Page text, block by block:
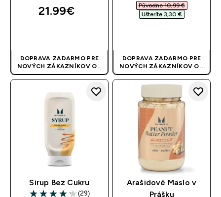
21.99€‎
DOPRAVA ZADARMO PRE
NOVÝCH ZÁKAZNÍKOV OD
40 EUR| AKCIA SA APLIKUJE
AUTOMATICKY
Původne 10,99 €‎
Ušteríte 3,30 €‎
DOPRAVA ZADARMO PRE
NOVÝCH ZÁKAZNÍKOV OD
40 EUR| AKCIA SA APLIKUJE
AUTOMATICKY
Sirup Bez Cukru
(29)
Arašidové Maslo v
Prášku